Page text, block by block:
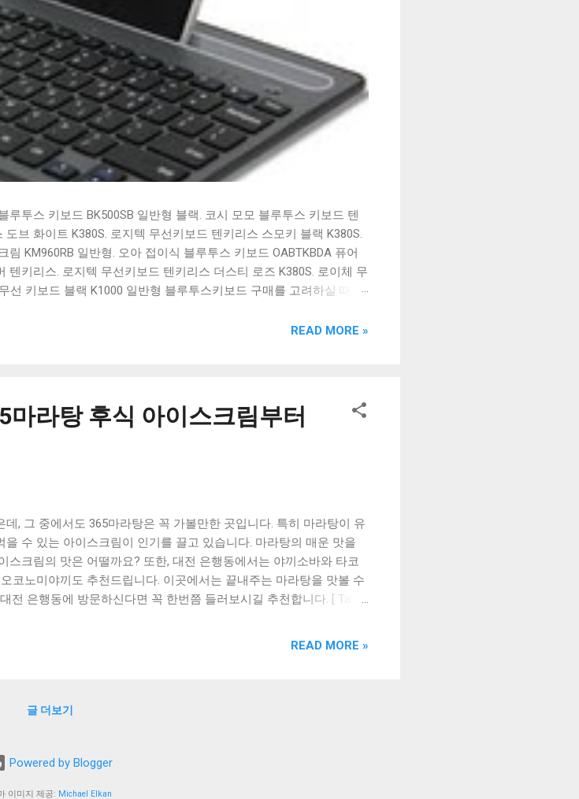
투스 키보드 BK500SB 일반형 블랙. 코시 모모 블루투스 키보드 텐
브 화이트 K380S. 로지텍 무선키보드 텐키리스 스모키 블랙 K380S.
KM960RB 일반형. 오아 접이식 블루투스 키보드 OABTKBDA 퓨어
텐키리스. 로지텍 무선키보드 텐키리스 더스티 로즈 K380S. 로이체 무
선 키보드 블랙 K1000 일반형 블루투스키보드 구매를 고려하실 때, 추
정이 많이 어려우시죠? 특히 블루투스키보드 같은 상품을 고를 때는
READ MORE »
라탕 후식 아이스크림부터
, 그 중에서도 365마라탕은 꼭 가볼만한 곳입니다. 특히 마라탕이 유
을 수 있는 아이스크림이 인기를 끌고 있습니다. 마라탕의 매운 맛을
스크림의 맛은 어떨까요? 또한, 대전 은행동에서는 야끼소바와 타코
코노미야끼도 추천드립니다. 이곳에서는 끝내주는 마라탕을 맛볼 수
전 은행동에 방문하신다면 꼭 한번쯤 들러보시길 추천합니다. [ Table
크림은 달콤하고 부드러운 맛이라, 매운 365마라탕을 먹은 후에 입안
있는 대표적인 맛 중 하나입니다. 매운 365마라탕을 먹은 후에 달콤한
입 안에 담백한 맛이 남아있기 때문에 더욱 상쾌한 느낌을 줍니다. 또
READ MORE »
글 더보기
Powered by Blogger
이미지 제공: Michael Elkan